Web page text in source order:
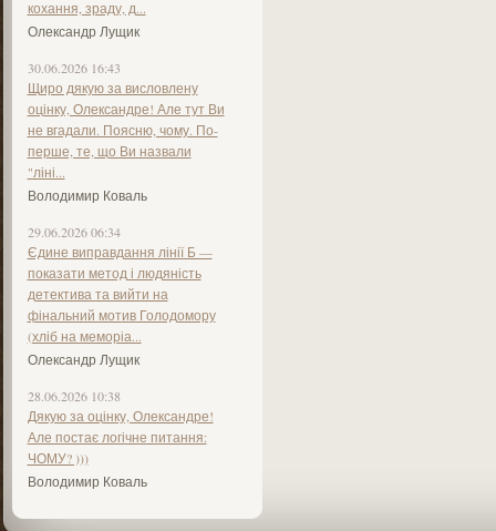
кохання, зраду, д...
Олександр Лущик
30.06.2026 16:43
Щиро дякую за висловлену
оцінку, Олександре! Але тут Ви
не вгадали. Поясню, чому. По-
перше, те, що Ви назвали
"ліні...
Володимир Коваль
29.06.2026 06:34
Єдине виправдання лінії Б —
показати метод і людяність
детектива та вийти на
фінальний мотив Голодомору
(хліб на меморіа...
Олександр Лущик
28.06.2026 10:38
Дякую за оцінку, Олександре!
Але постає логічне питання:
ЧОМУ? )))
Володимир Коваль